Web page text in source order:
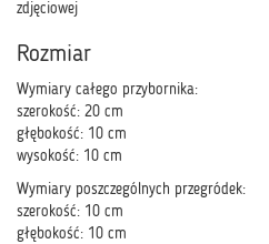
zdjęciowej
Rozmiar
Wymiary całego przybornika:
szerokość: 20 cm
głębokość: 10 cm
wysokość: 10 cm
Wymiary poszczególnych przegródek:
szerokość: 10 cm
głębokość: 10 cm